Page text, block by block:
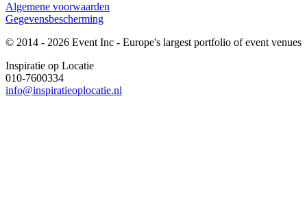
Algemene voorwaarden
Gegevensbescherming
© 2014 - 2026 Event Inc - Europe's largest portfolio of event venues
Inspiratie op Locatie
010-7600334
info@inspiratieoplocatie.nl